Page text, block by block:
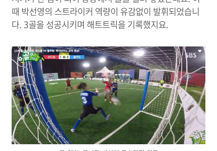
때 박선영의 스트라이커 역량이 유감없이 발휘되었습니
다.3골을 성공시키며 해트트릭을 기록했지요.